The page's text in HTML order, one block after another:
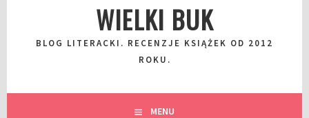
WIELKI BUK
BLOG LITERACKI. RECENZJE KSIĄŻEK OD 2012
ROKU.
MENU